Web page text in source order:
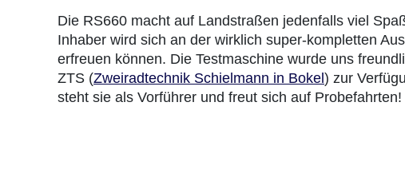
Die RS660 macht auf Landstraßen jedenfalls viel
Inhaber wird sich an der wirklich super-kompletten
erfreuen können. Die Testmaschine wurde uns
ZTS (Zweiradtechnik Schielmann in Bokel ) zur
steht sie als Vorführer und freut sich auf Probefahrten!